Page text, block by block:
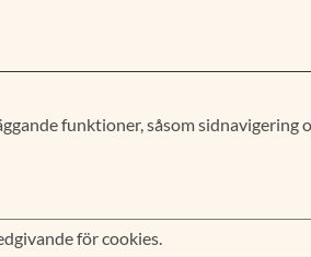
funktioner, såsom sidnavigering
för cookies.